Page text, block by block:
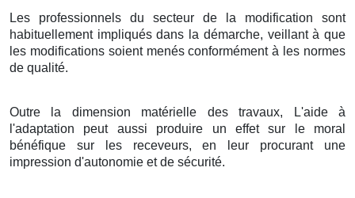
Les professionnels du secteur de la modification sont
habituellement impliqués dans la démarche, veillant à que
les modifications soient menés conformément à les normes
de qualité.
Outre la dimension matérielle des travaux, L'aide à
l'adaptation peut aussi produire un effet sur le moral
bénéfique sur les receveurs, en leur procurant une
impression d'autonomie et de sécurité.